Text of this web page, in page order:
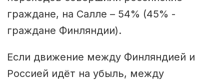
граждане, на Салле – 54% (45% -
граждане Финляндии).
Если движение между Финляндией и
Россией идёт на убыль, между